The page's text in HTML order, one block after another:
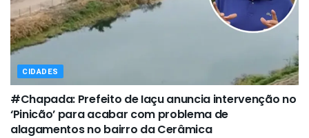
CIDADES
#Chapada: Prefeito de Iaçu anuncia intervenção no
‘Pinicão’ para acabar com problema de
alagamentos no bairro da Cerâmica